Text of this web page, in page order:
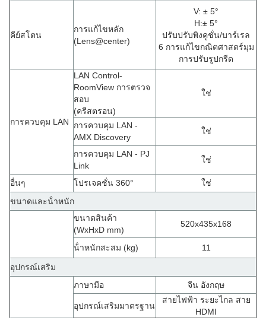
คีย์สโตน
การแก้ไขหลัก
(Lens@center)
V: ± 5°
H:± 5°
ปรับปรับพิงคูชั่น/บาร์เรล
6 การแก้ไขกณิตศาสตร์มุม
การปรับรูปกรีด
การควบคุม LAN
LAN Control-
RoomView การตรวจ
สอบ
(ครีสตรอน)
ใช่
การควบคุม LAN -
AMX Discovery
ใช่
การควบคุม LAN - PJ
Link
ใช่
อื่นๆ โปรเจคชั่น 360°
ใช่
ขนาดและน้ําหนัก
ขนาดสินค้า
(WxHxD mm)
520x435x168
น้ําหนักสะสม (kg) 11
อุปกรณ์เสริม
ภาษามือ
จีน อังกฤษ
อุปกรณ์เสริมมาตรฐาน
สายไฟฟ้า ระยะไกล สาย
HDMI